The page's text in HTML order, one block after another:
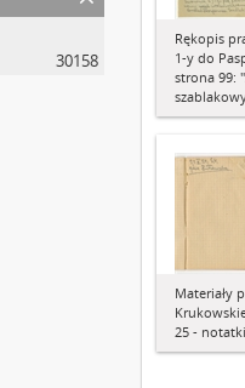
30158
Rękopis
1-y do
strona 99:
Materiały
25 -